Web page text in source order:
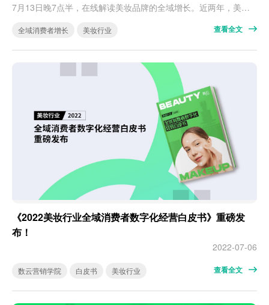
7月13日晚7点半，在线解读美妆品牌的全域增长。近两年，美妆行业再现变局：一边是老情况叠加新变化：流量成本仍旧居高不下，又受疫情、旱涝、俄乌冲突等不可抗力影响，营销端和供应链同时面临巨大压力。另一方面，消费者行为也趋向理性化、圈层化和个性化，靠大促支撑全年销售额的局面已现疲态。 当不确定成为行业新常态，当平台从大促狂欢回归理性，当消费者的生活方式发生变化、消费需求不断分化，美妆品牌除了产品，还需要…
全域消费者增长 美妆行业 查看全文
《2022美妆行业全域消费者数字化经营白皮书》重磅发
布！
2022-07-06
数云营销学院 白皮书 美妆行业 查看全文